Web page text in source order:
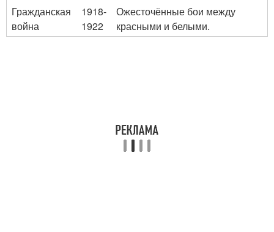
Гражданская
война
1918-
1922
Ожесточённые бои между
красными и белыми.